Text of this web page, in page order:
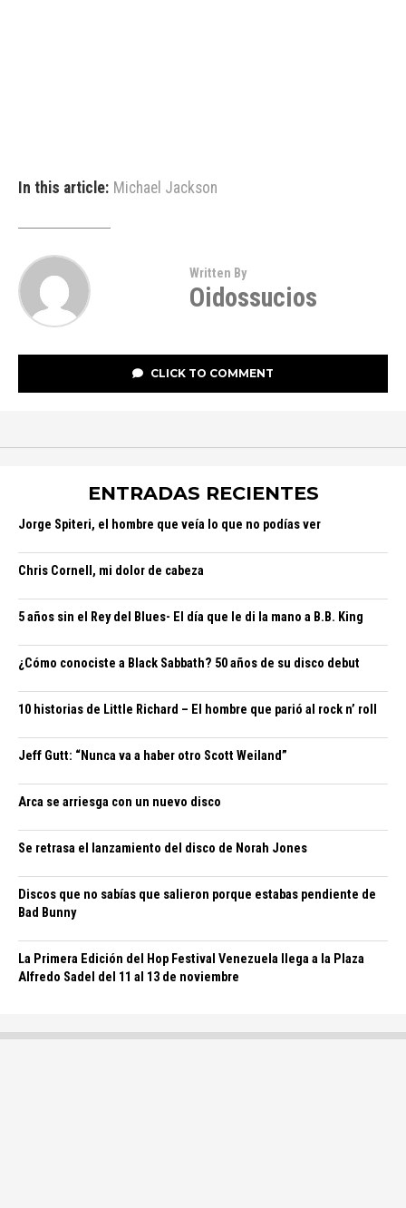
In this article: Michael Jackson
Written By
Oidossucios
CLICK TO COMMENT
ENTRADAS RECIENTES
Jorge Spiteri, el hombre que veía lo que no podías ver
Chris Cornell, mi dolor de cabeza
5 años sin el Rey del Blues- El día que le di la mano a B.B. King
¿Cómo conociste a Black Sabbath? 50 años de su disco debut
10 historias de Little Richard – El hombre que parió al rock n’ roll
Jeff Gutt: “Nunca va a haber otro Scott Weiland”
Arca se arriesga con un nuevo disco
Se retrasa el lanzamiento del disco de Norah Jones
Discos que no sabías que salieron porque estabas pendiente de
Bad Bunny
La Primera Edición del Hop Festival Venezuela llega a la Plaza
Alfredo Sadel del 11 al 13 de noviembre